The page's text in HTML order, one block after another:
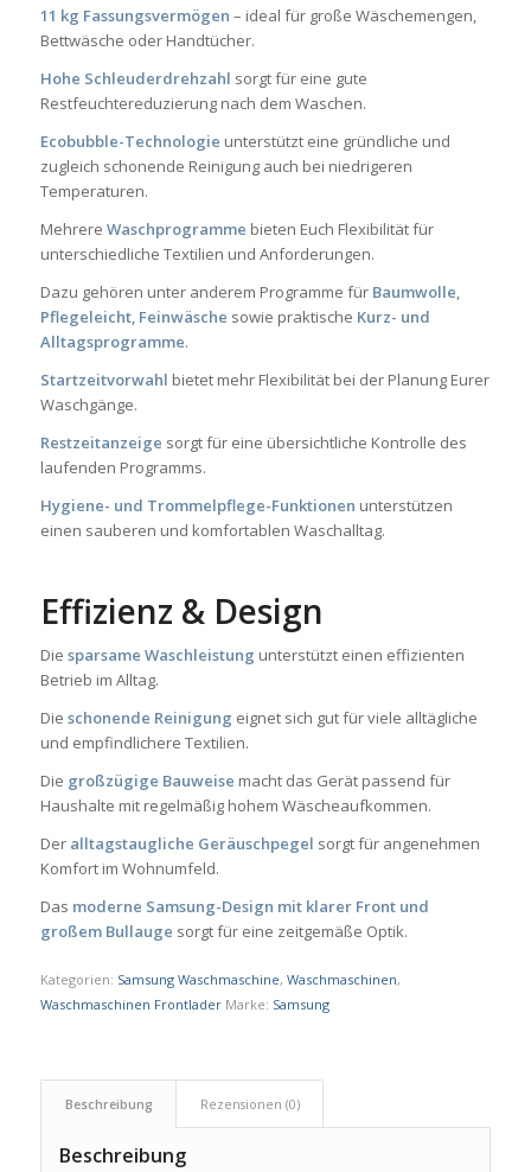
11 kg Fassungsvermögen – ideal für große Wäschemengen,
Bettwäsche oder Handtücher.
Hohe Schleuderdrehzahl sorgt für eine gute
Restfeuchtereduzierung nach dem Waschen.
Ecobubble-Technologie unterstützt eine gründliche und
zugleich schonende Reinigung auch bei niedrigeren
Temperaturen.
Mehrere Waschprogramme bieten Euch Flexibilität für
unterschiedliche Textilien und Anforderungen.
Dazu gehören unter anderem Programme für Baumwolle,
Pflegeleicht, Feinwäsche sowie praktische Kurz- und
Alltagsprogramme.
Startzeitvorwahl bietet mehr Flexibilität bei der Planung Eurer
Waschgänge.
Restzeitanzeige sorgt für eine übersichtliche Kontrolle des
laufenden Programms.
Hygiene- und Trommelpflege-Funktionen unterstützen
einen sauberen und komfortablen Waschalltag.
Effizienz & Design
Die sparsame Waschleistung unterstützt einen effizienten
Betrieb im Alltag.
Die schonende Reinigung eignet sich gut für viele alltägliche
und empfindlichere Textilien.
Die großzügige Bauweise macht das Gerät passend für
Haushalte mit regelmäßig hohem Wäscheaufkommen.
Der alltagstaugliche Geräuschpegel sorgt für angenehmen
Komfort im Wohnumfeld.
Das moderne Samsung-Design mit klarer Front und
großem Bullauge sorgt für eine zeitgemäße Optik.
Kategorien: Samsung Waschmaschine, Waschmaschinen,
Waschmaschinen Frontlader Marke: Samsung
Beschreibung Rezensionen (0)
Beschreibung